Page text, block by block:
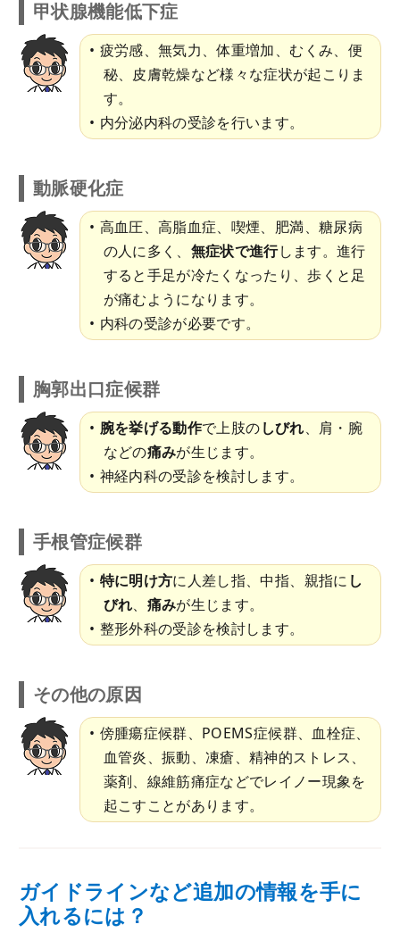
甲状腺機能低下症
疲労感、無気力、体重増加、むくみ、便
秘、皮膚乾燥など様々な症状が起こりま
す。
内分泌内科の受診を行います。
動脈硬化症
高血圧、高脂血症、喫煙、肥満、糖尿病
の人に多く、 無症状で進行します。進行
すると手足が冷たくなったり、歩くと足
が痛むようになります。
内科の受診が必要です。
胸郭出口症候群
腕を挙げる動作で上肢のしびれ、肩・腕
などの痛みが生じます。
神経内科の受診を検討します。
手根管症候群
特に明け方に人差し指、中指、親指に し
びれ、 痛みが生じます。
整形外科の受診を検討します。
その他の原因
傍腫瘍症候群、POEMS症候群、血栓症、
血管炎、振動、凍瘡、精神的ストレス、
薬剤、線維筋痛症などでレイノー現象を
起こすことがあります。
ガイドラインなど追加の情報を手に
入れるには？